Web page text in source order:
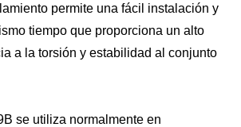
permite una fácil instalación y
tiempo que proporciona un alto
a la torsión y estabilidad al conjunto
se utiliza normalmente en